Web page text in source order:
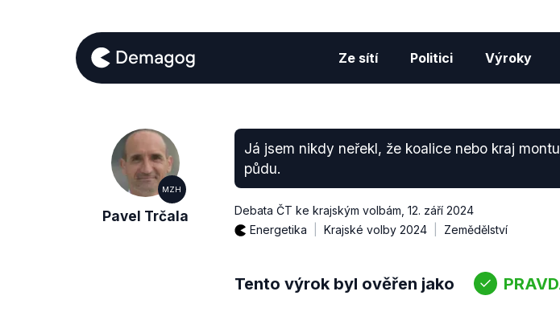
Ze sítí Politici Výroky
MZH
Pavel Trčala
Já jsem nikdy neřekl, že koalice nebo kraj
půdu.
Debata ČT ke krajským volbám 12. září 2024
Energetika
Krajské volby 2024 Zemědělství
Tento výrok byl ověřen jako